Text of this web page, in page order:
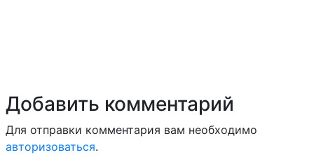
Добавить комментарий
Для отправки комментария вам необходимо
авторизоваться.